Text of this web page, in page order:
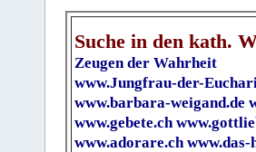
Suche in den kath.
Zeugen der Wahrheit
www.Jungfrau-der-
www.barbara-weigand.de
www.gebete.ch
www.adorare.ch www.das-